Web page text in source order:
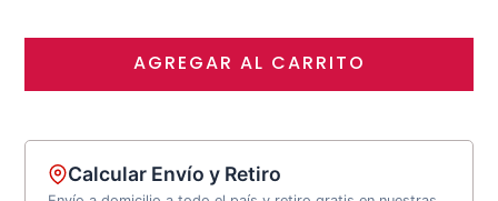
AGREGAR AL CARRITO
Calcular Envío y Retiro